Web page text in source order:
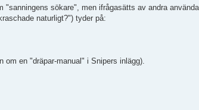
"sanningens sökare", men ifrågasätts av andra
naturligt?") tyder på:
en "dräpar-manual" i Snipers inlägg).